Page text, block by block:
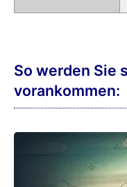
So werden Sie
vorankommen: